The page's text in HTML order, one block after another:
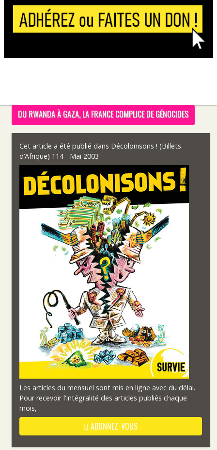
DU RWANDA À GAZA, LA FRANCE COMPLICE DE GÉNOCIDES
Cet article a été publié dans Décolonisons ! (Billets
d’Afrique) 114 - Mai 2003
Les articles du mensuel sont mis en ligne avec du délai.
Pour recevoir l'intégralité des articles publiés chaque
mois,
ABONNEZ-VOUS